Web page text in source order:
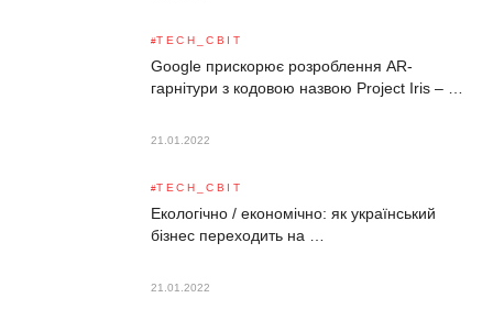
TECH_СВІТ
Google прискорює розроблення AR-
гарнітури з кодовою назвою Project Iris – …
21.01.2022
TECH_СВІТ
Екологічно / економічно: як український
бізнес переходить на …
21.01.2022